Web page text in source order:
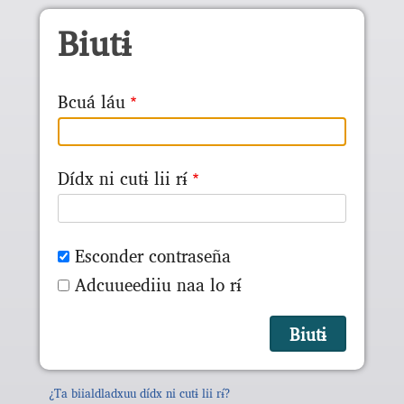
Skip to main content
Biutɨ
Bcuá láu
Dídx ni cutɨ lii rɨ́
Esconder contraseña
Adcuueediiu naa lo rɨ́
¿Ta biialdladxuu dídx ni cutɨ lii rɨ́?